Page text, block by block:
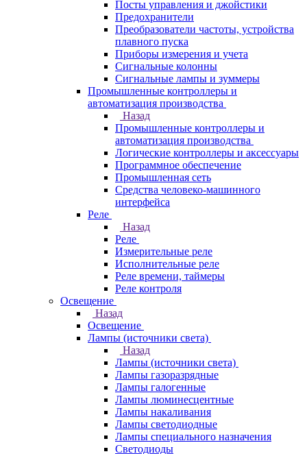
Посты управления и джойстики
Предохранители
Преобразователи частоты, устройства
плавного пуска
Приборы измерения и учета
Сигнальные колонны
Сигнальные лампы и зуммеры
Промышленные контроллеры и
автоматизация производства
Назад
Промышленные контроллеры и
автоматизация производства
Логические контроллеры и аксессуары
Программное обеспечение
Промышленная сеть
Средства человеко-машинного
интерфейса
Реле
Назад
Реле
Измерительные реле
Исполнительные реле
Реле времени, таймеры
Реле контроля
Освещение
Назад
Освещение
Лампы (источники света)
Назад
Лампы (источники света)
Лампы газоразрядные
Лампы галогенные
Лампы люминесцентные
Лампы накаливания
Лампы светодиодные
Лампы специального назначения
Светодиоды